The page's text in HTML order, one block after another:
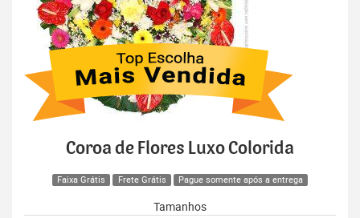
Coroa de Flores Luxo Colorida
Faixa Grátis Frete Grátis Pague somente após a entrega
Tamanhos